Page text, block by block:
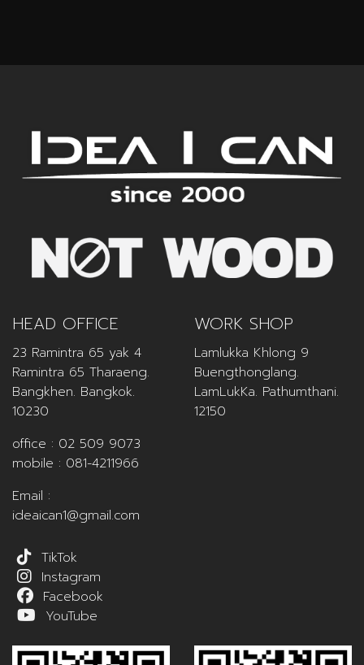
HEAD OFFICE
23 Ramintra 65 yak 4
Ramintra 65 Tharaeng.
Bangkhen. Bangkok.
10230
office : 02 509 9073
mobile : 081-4211966
Email :
ideaican1@gmail.com
WORK SHOP
Lamlukka Khlong 9
Buengthonglang.
LamLukKa. Pathumthani.
12150
TikTok
Instagram
Facebook
YouTube